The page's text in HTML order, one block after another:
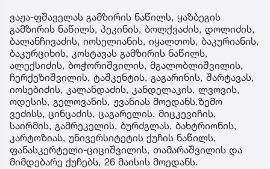
ვაჟა-ფშაველას გამზირის ნაწილს, ყაზბეგის
გამზირის ნაწილს, პეკინის, ბოლქვაძის, დოლიძის,
ბალანჩივაძის, იოსელიანის, იყალთოს, ბაკურიანის,
ბაკურციხის, კოსტავას გამზირის ნაწილს,
ალექსიძის, ბოჭორიშვილის, მგალობლიშვილის,
ჩერქეზიშვილის, ტაშკენტის, გაგარინის, შარტავას,
იოსებიძის, კალანდაძის, კანდელაკის, ლვოვის,
ოდესის, გელოვანის, ჟვანიას მოედანს,ზემო
ვეძისს, ცინცაძის, ცაგარელის, მიცკევიჩის,
საირმის, გამრეკელის, ბურძგლას, ბახტრიონის,
კარტოზიას, უნივერსიტეტის ქუჩის ნაწილს,
ფანასკერტელი-ციციშვილის, თამარაშვილის და
მიმდებარე ქუჩებს, 26 მაისის მოედანს.